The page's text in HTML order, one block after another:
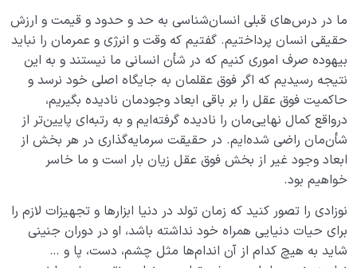
ما در درس‌های قبلی انسان‌شناسی به حد و حدود و قیمت و ارزش
حقیقی انسان پرداختیم. گفتیم که وقت و انرژی و عمرمان را نباید
بیهوده صرف اموری کنیم که در شأن انسانی‌ ما نیستند و به این
نتیجه رسیدیم که اگر فوق عقلمان به جایگاه اصلی خود نرسد و
حاکمیت فوق عقل را بر باقی ابعاد وجودمان نادیده بگیریم،
درواقع کمال نهایی‌مان را نادیده گرفته‌ایم و به رتبه‌ای پایین‌تر از
شأن‌مان راضی شده‌ایم. در حقیقت سرمایه‌گذاری در هر بخش از
ابعاد وجود غیر از بخش فوق عقل زیان بار است و ما خاسر
خواهیم بود.
نوزادی را تصور کنید که زمان تولد در دنیا ابزارها و تجهیزات لازم را
برای حیات دنیایی همراه خود نداشته باشد، او در دوران جنینی
شاید به هیچ کدام از آن اندام‌ها مثل چشم، دست، پا و …